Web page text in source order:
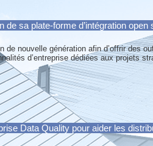
sa plate-forme d’intégration open
de nouvelle génération afin d’offrir des
d’entreprise dédiées aux projets
Data Quality pour aider les